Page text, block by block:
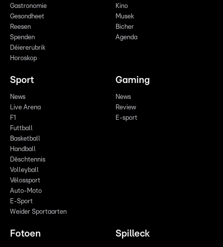
Gastronomie
Gesondheet
Reesen
Spenden
Déiererubrik
Horoskop
Kino
Musek
Bicher
Agenda
Sport
News
Live Arena
F1
Futtball
Basketball
Handball
Dëschtennis
Volleyball
Vëlossport
Auto-Moto
E-Sport
Weider Sportaarten
Gaming
News
Review
E-sport
Fotoen Spilleck